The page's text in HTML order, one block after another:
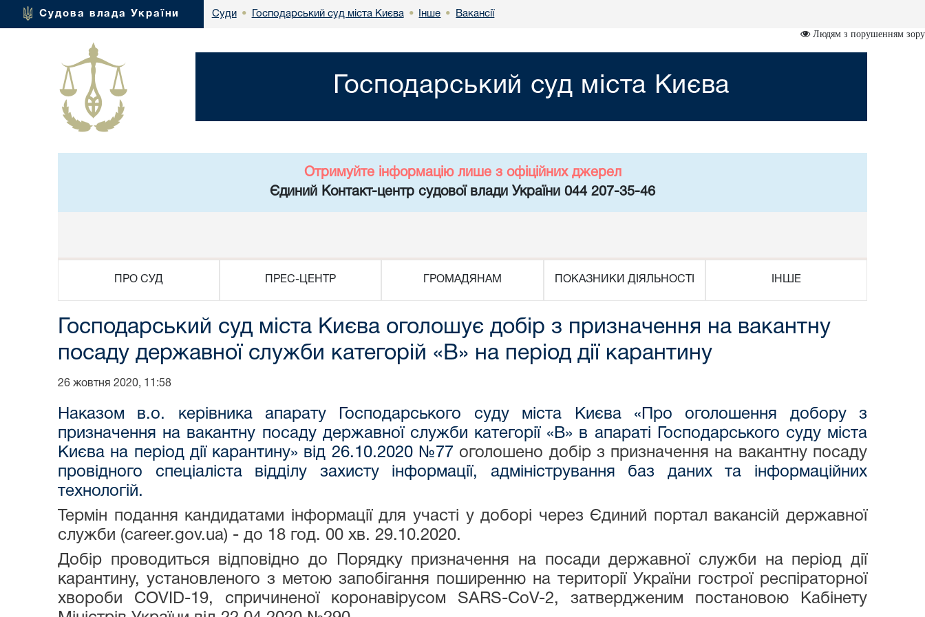
Судова влада України Суди • Господарський суд міста Києва • Інше • Вакансії
Людям з порушенням зору
Господарський суд міста Києва
Отримуйте інформацію лише з офіційних джерел
Єдиний Контакт-центр судової влади України 044 207-35-46
ПРО СУД ПРЕС-ЦЕНТР ГРОМАДЯНАМ ПОКАЗНИКИ ДІЯЛЬНОСТІ ІНШЕ
Господарський суд міста Києва оголошує добір з призначення на вакантну
посаду державної служби категорій «В» на період дії карантину
26 жовтня 2020, 11:58
Наказом в.о. керівника апарату Господарського суду міста Києва «Про оголошення добору з
призначення на вакантну посаду державної служби категорії «В» в апараті Господарського суду міста
Києва на період дії карантину» від 26.10.2020 №77 оголошено добір з призначення на вакантну посаду
провідного спеціаліста відділу захисту інформації, адміністрування баз даних та інформаційних
технологій.
Термін подання кандидатами інформації для участі у доборі через Єдиний портал вакансій державної
служби (career.gov.ua) - до 18 год. 00 хв. 29.10.2020.
Добір проводиться відповідно до Порядку призначення на посади державної служби на період дії
карантину, установленого з метою запобігання поширенню на території України гострої респіраторної
хвороби COVID-19, спричиненої коронавірусом SARS-CoV-2, затвердженим постановою Кабінету